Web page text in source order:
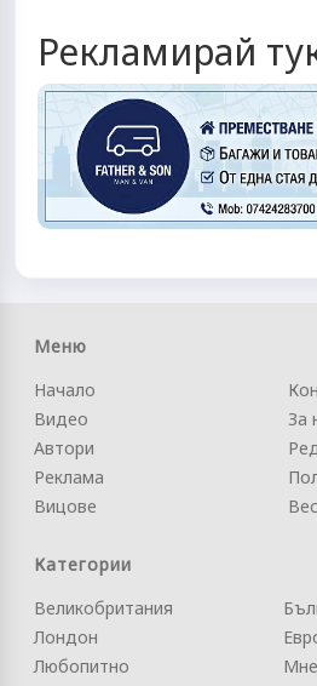
Рекламирай
Меню
Начало
Видео
Автори
Реклама
Вицове
За
Категории
Великобритания
Лондон
Любопитно